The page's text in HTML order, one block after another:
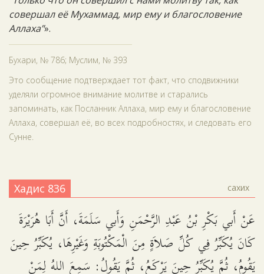
совершал её Мухаммад, мир ему и благословение
Аллаха”».
Бухари, № 786; Муслим, № 393
Это сообщение подтверждает тот факт, что сподвижники
уделяли огромное внимание молитве и старались
запоминать, как Посланник Аллаха, мир ему и благословение
Аллаха, совершал её, во всех подробностях, и следовать его
Сунне.
Хадис 836 сахих
عَنْ أَبي بَكْرِ بْنُ عَبْدِ الرَّحْمَنِ وَأَبي سَلَمَةَ، أَنَّ أَبَا هُرَيْرَةَ
كَانَ يُكَبِّرُ فِي كُلِّ صَلاَةٍ مِنَ الْمَكْتُوبَةِ وَغَيْرِهَا، يُكَبِّرُ حِينَ
يَقُومُ، ثُمَّ يُكَبِّرُ حِينَ يَرْكَعُ، ثُمَّ يَقُولُ: سَمِعَ اللهُ لِمَنْ